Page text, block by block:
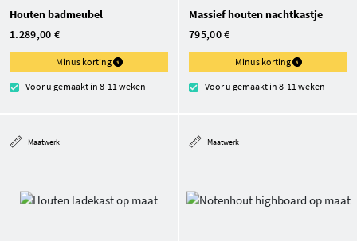
Houten badmeubel
1.289,00 €
Minus korting
Voor u gemaakt in 8-11 weken
Massief houten nachtkastje
795,00 €
Minus korting
Voor u gemaakt in 8-11 weken
Maatwerk Maatwerk